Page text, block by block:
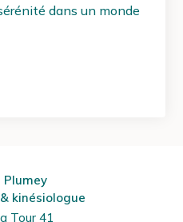
dans un monde
Plumey
kinésiologue
Tour 41